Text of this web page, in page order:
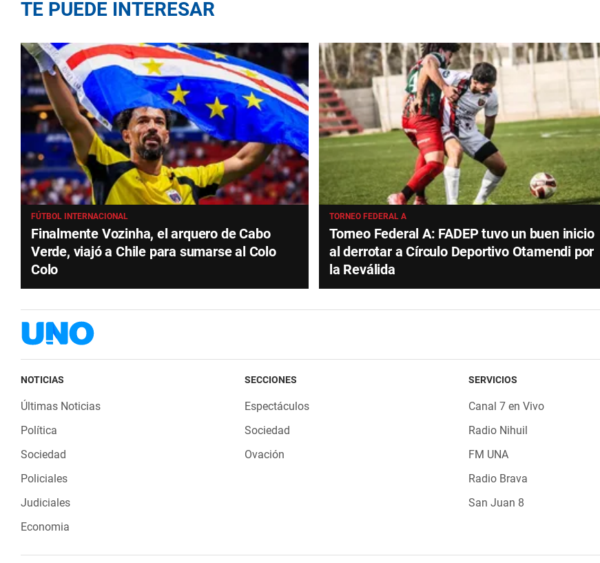
TE PUEDE INTERESAR
FÚTBOL INTERNACIONAL
Finalmente Vozinha, el arquero de Cabo
Verde, viajó a Chile para sumarse al Colo
Colo
TORNEO FEDERAL A
Torneo Federal A: FADEP tuvo un buen inicio
al derrotar a Círculo Deportivo Otamendi por
la Reválida
NOTICIAS
Últimas Noticias
Política
Sociedad
Policiales
Judiciales
Economia
SECCIONES
Espectáculos
Sociedad
Ovación
SERVICIOS
Canal 7 en Vivo
Radio Nihuil
FM UNA
Radio Brava
San Juan 8